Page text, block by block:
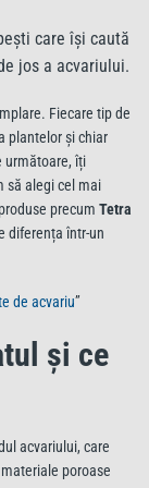
care își caută
jos a acvariului.
Fiecare tip de
plantelor și chiar
următoare, îți
să alegi cel mai
precum Tetra
diferența într-un
de acvariu”
și ce
acvariului, care
poroase